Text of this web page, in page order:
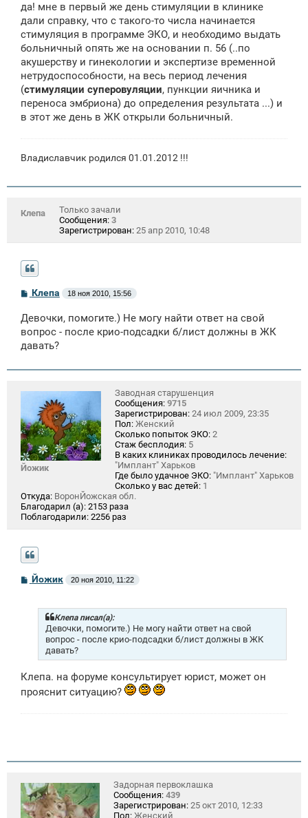
да! мне в первый же день стимуляции в клинике
дали справку, что с такого-то числа начинается
стимуляция в программе ЭКО, и необходимо выдать
больничный опять же на основании п. 56 (..по
акушерству и гинекологии и экспертизе временной
нетрудоспособности, на весь период лечения
(стимуляции суперовуляции, пункции яичника и
переноса эмбриона) до определения результата ...) и
в этот же день в ЖК открыли больничный.
Владиславчик родился 01.01.2012 !!!
Клепа
Только зачали
Сообщения: 3
Зарегистрирован: 25 апр 2010, 10:48
С
б
щ
н
е
Клепа 18 ноя 2010, 15:56
Девочки, помогите.) Не могу найти ответ на свой
вопрос - после крио-подсадки б/лист должны в ЖК
давать?
Йожик
Заводная старушенция
Сообщения: 9715
Зарегистрирован: 24 июл 2009, 23:35
Пол: Женский
Сколько попыток ЭКО: 2
Стаж бесплодия: 5
В каких клиниках проводилось лечение:
"Имплант" Харьков
Где было удачное ЭКО: "Имплант" Харьков
Сколько у вас детей: 1
Откуда: ВоронЙожская обл.
Благодарил (а): 2153 раза
Поблагодарили: 2256 раз
СЙожик 20 ноя 2010, 11:22
Клепа писал(а):
Девочки, помогите.) Не могу найти ответ на свой
вопрос - после крио-подсадки б/лист должны в ЖК
давать?
Клепа. на форуме консультирует юрист, может он
прояснит ситуацию?
Задорная первоклашка
Сообщения: 439
Зарегистрирован: 25 окт 2010, 12:33
Пол: Женский